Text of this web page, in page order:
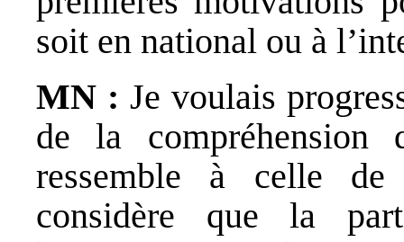
soit en national ou à
MN :Je voulais
de la
ressemble à celle
considère que la